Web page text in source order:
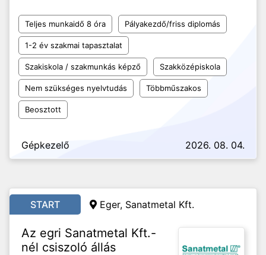
Teljes munkaidő 8 óra Pályakezdő/friss diplomás
1-2 év szakmai tapasztalat
Szakiskola / szakmunkás képző Szakközépiskola
Nem szükséges nyelvtudás Többműszakos
Beosztott
Gépkezelő 2026. 08. 04.
START Eger, Sanatmetal Kft.
Az egri Sanatmetal Kft.-
nél csiszoló állás